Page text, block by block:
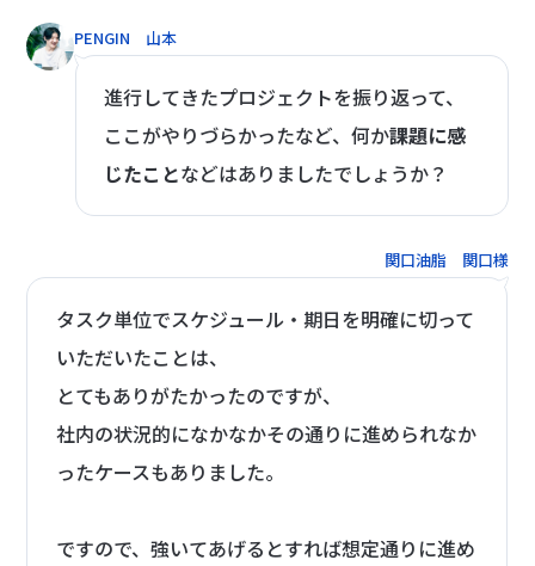
PENGIN 山本
進行してきたプロジェクトを振り返って、
ここがやりづらかったなど、何か課題に感
じたことなどはありましたでしょうか？
関口油脂 関口様
タスク単位でスケジュール・期日を明確に切って
いただいたことは、
とてもありがたかったのですが、
社内の状況的になかなかその通りに進められなか
ったケースもありました。
ですので、強いてあげるとすれば想定通りに進め